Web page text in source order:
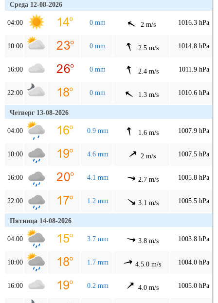
Среда 12-08-2026
04:00 0 mm 2 m/s 1016.3 hPa
10:00 0 mm 2.5 m/s 1014.8 hPa
16:00 0 mm 2.4 m/s 1011.9 hPa
22:00 0 mm 1.3 m/s 1010.6 hPa
Четверг 13-08-2026
04:00 0.9 mm 1.6 m/s 1007.9 hPa
10:00 4.6 mm 2 m/s 1007.5 hPa
16:00 4.1 mm 2.7 m/s 1005.8 hPa
22:00 1.2 mm 3.1 m/s 1005.5 hPa
Пятница 14-08-2026
04:00 3.7 mm 3.8 m/s 1003.8 hPa
10:00 1.7 mm 4.5.0 m/s 1004.0 hPa
16:00 0.2 mm 4.0 m/s 1005.0 hPa